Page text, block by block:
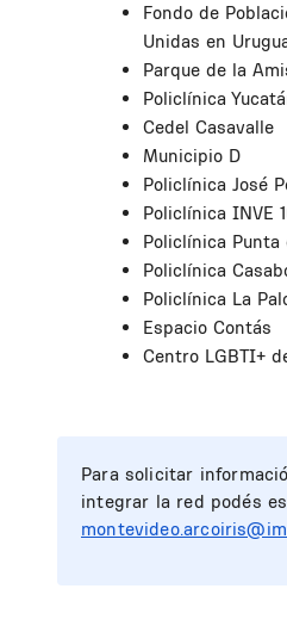
Fondo de
Unidas en
Parque de la
Policlínica
Cedel Casavalle
Municipio D
Policlínica José
Policlínica INVE
Policlínica Punta
Policlínica
Policlínica La
Espacio Contás
Centro LGBTI+
Para solicitar
integrar la red podés